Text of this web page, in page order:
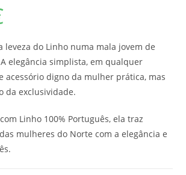
leveza do Linho numa mala jovem de
elegância simplista, em qualquer
acessório digno da mulher prática, mas
da exclusividade.
Linho 100% Português, ela traz
mulheres do Norte com a elegância e